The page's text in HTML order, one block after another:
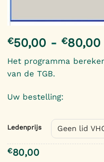
€50,00 - €80,00
Het programma
van de TGB.
Uw bestelling:
Ledenprijs
€80,00